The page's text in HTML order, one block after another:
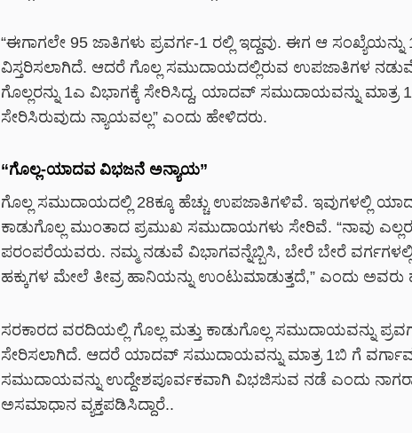
“ಈಗಾಗಲೇ 95 ಜಾತಿಗಳು ಪ್ರವರ್ಗ-1 ರಲ್ಲಿ ಇದ್ದವು. ಈಗ ಆ
ವಿಸ್ತರಿಸಲಾಗಿದೆ. ಆದರೆ ಗೊಲ್ಲ ಸಮುದಾಯದಲ್ಲಿರುವ ಉಪಜಾತಿಗಳ
ಗೊಲ್ಲರನ್ನು 1ಎ ವಿಭಾಗಕ್ಕೆ ಸೇರಿಸಿದ್ದ, ಯಾದವ್ ಸಮುದಾಯವನ್ನು ಮಾತ್ರ
ಸೇರಿಸಿರುವುದು ನ್ಯಾಯವಲ್ಲ” ಎಂದು ಹೇಳಿದರು.
“ಗೊಲ್ಲ-ಯಾದವ ವಿಭಜನೆ ಅನ್ಯಾಯ”
ಗೊಲ್ಲ ಸಮುದಾಯದಲ್ಲಿ 28ಕ್ಕೂ ಹೆಚ್ಚು ಉಪಜಾತಿಗಳಿವೆ. ಇವುಗಳಲ್ಲಿ
ಕಾಡುಗೊಲ್ಲ ಮುಂತಾದ ಪ್ರಮುಖ ಸಮುದಾಯಗಳು ಸೇರಿವೆ. “ನಾವು
ಪರಂಪರೆಯವರು. ನಮ್ಮ ನಡುವೆ ವಿಭಾಗವನ್ನೆಬ್ಬಿಸಿ, ಬೇರೆ ಬೇರೆ
ಹಕ್ಕುಗಳ ಮೇಲೆ ತೀವ್ರ ಹಾನಿಯನ್ನು ಉಂಟುಮಾಡುತ್ತದೆ,” ಎಂದು ಅವರು
ಸರಕಾರದ ವರದಿಯಲ್ಲಿ ಗೊಲ್ಲ ಮತ್ತು ಕಾಡುಗೊಲ್ಲ ಸಮುದಾಯವನ್ನು
ಸೇರಿಸಲಾಗಿದೆ. ಆದರೆ ಯಾದವ್ ಸಮುದಾಯವನ್ನು ಮಾತ್ರ 1ಬಿ ಗೆ
ಸಮುದಾಯವನ್ನು ಉದ್ದೇಶಪೂರ್ವಕವಾಗಿ ವಿಭಜಿಸುವ ನಡೆ ಎಂದು
ಅಸಮಾಧಾನ ವ್ಯಕ್ತಪಡಿಸಿದ್ದಾರೆ..